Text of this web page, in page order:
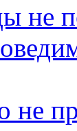
не
не